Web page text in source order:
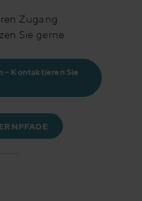
Zugang
Sie gerne.
– Kontaktieren Sie